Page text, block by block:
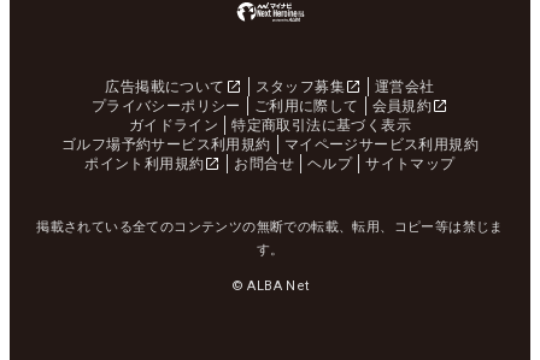
広告掲載について スタッフ募集
運営会社
プライバシーポリシー
ご利用に際して
会員規約
ガイドライン
特定商取引法に基づく表示
ゴルフ場予約サービス利用規約
マイページサービス利用規約
ポイント利用規約
お問合せ ヘルプ サイトマップ
掲載されている全てのコンテンツの無断での転載、転用、コピー等は禁じま
す。
© ALBA Net